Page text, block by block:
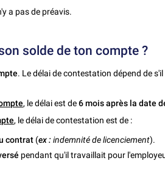
a pas de préavis.
solde de ton compte ?
. Le délai de contestation dépend de
, le délai est de6 mois après la date
, le délai de contestation est de :
contrat (ex : indemnité de licenciement).
pendant qu'il travaillait pour